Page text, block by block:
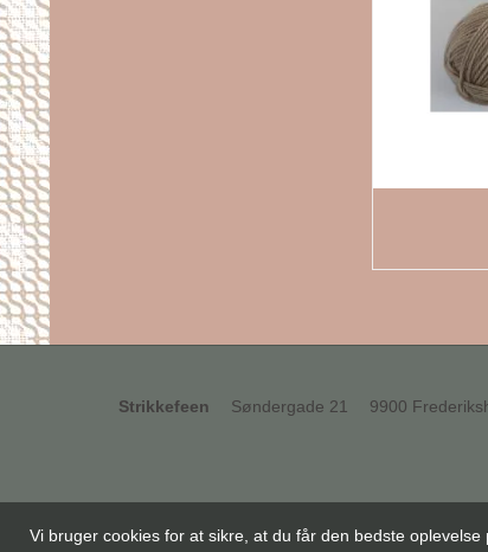
Vi bruger cookies for at sikre, at du får den bedste oplevelse
Strikkefeen Søndergade 21 9900